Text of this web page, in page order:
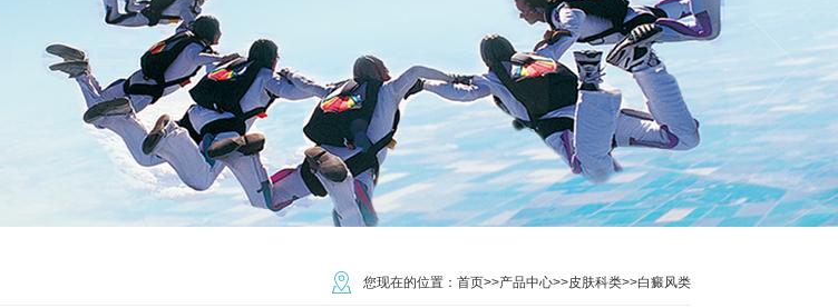
您现在的位置： 首页>>产品中心>>皮肤科类>>白癜风类